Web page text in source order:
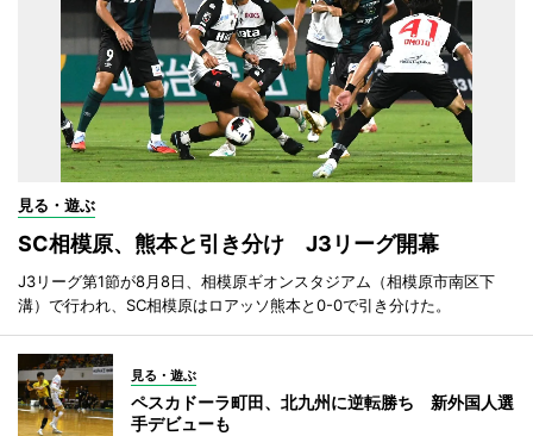
見る・遊ぶ
SC相模原、熊本と引き分け J3リーグ開幕
J3リーグ第1節が8月8日、相模原ギオンスタジアム（相模原市南区下
溝）で行われ、SC相模原はロアッソ熊本と0-0で引き分けた。
見る・遊ぶ
ペスカドーラ町田、北九州に逆転勝ち 新外国人選
手デビューも